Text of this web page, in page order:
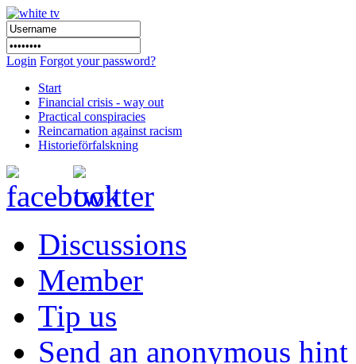
Login Forgot your password?
Start
Financial crisis - way out
Practical conspiracies
Reincarnation against racism
Historieförfalskning
Discussions
Member
Tip us
Send an anonymous hint